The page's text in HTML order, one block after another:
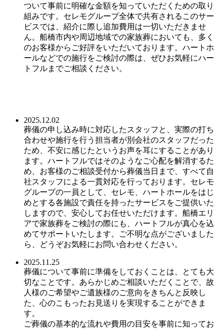
ついて事前に明確な金額を知っていただくための取り
組みです。セレモグループ全体で共有されるこのサー
ビスでは、紹介に際し追加費用は一切いただきませ
ん。船橋市内や周辺地域での家族葬においても、多く
のお客様からご好評をいただいております。ハートホ
ールなどでの施行をご検討の際は、ぜひお気軽にハー
トフルまでご相談ください。
2025.12.02
葬儀の申し込み時に対応したスタッフと、実際の打ち
合わせや施行を行う担当者が別会社のスタッフだった
ため、不安に感じたというお声を耳にすることがあり
ます。ハートフルではそのようなご心配を解消するた
め、お客様のご相談受付から葬儀当日まで、すべて自
社スタッフによる一貫対応を行っております。セレモ
グループの一員として、セレモ、ハートホールをはじ
めとする各施設で責任を持ったサービスをご提供いた
しますので、安心してお任せいただけます。船橋エリ
アで家族葬をご検討の際にも、ハートフルが真心を込
めてサポートいたします。ご不明な点がございました
ら、どうぞお気軽にお問い合わせください。
2025.11.25
葬儀について事前に準備をしておくことは、とても大
切なことです。あらかじめご相談いただくことで、故
人様のご希望やご遺族様のご意向をきちんと反映し
た、心のこもったお見送りを実現することができま
す。
ご葬儀の基本的な流れや費用の目安を事前に知ってお